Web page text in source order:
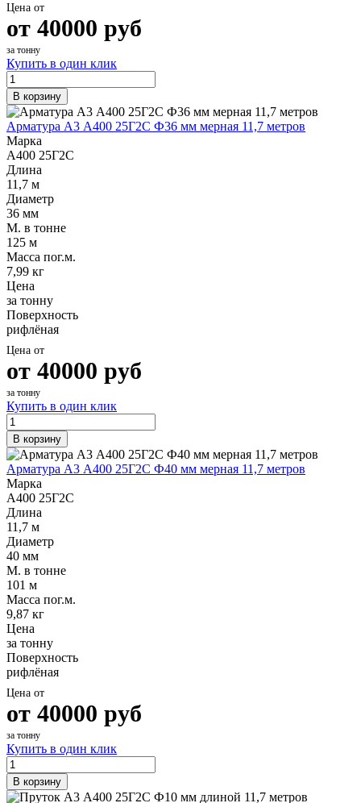
Цена от
от 40000 руб
за тонну
Купить в один клик
В корзину
Арматура А3 А400 25Г2С Ф36 мм мерная 11,7 метров
Марка
А400 25Г2С
Длина
11,7 м
Диаметр
36 мм
М. в тонне
125 м
Масса пог.м.
7,99 кг
Цена
за тонну
Поверхность
рифлёная
Цена от
от 40000 руб
за тонну
Купить в один клик
В корзину
Арматура А3 А400 25Г2С Ф40 мм мерная 11,7 метров
Марка
А400 25Г2С
Длина
11,7 м
Диаметр
40 мм
М. в тонне
101 м
Масса пог.м.
9,87 кг
Цена
за тонну
Поверхность
рифлёная
Цена от
от 40000 руб
за тонну
Купить в один клик
В корзину